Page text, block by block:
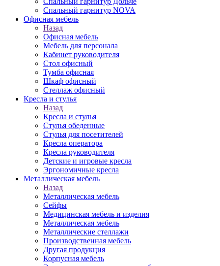
Спальный гарнитур NOVA
Офисная мебель
Назад
Офисная мебель
Мебель для персонала
Кабинет руководителя
Стол офисный
Тумба офисная
Шкаф офисный
Стеллаж офисный
Кресла и стулья
Назад
Кресла и стулья
Стулья обеденные
Стулья для посетителей
Кресла оператора
Кресла руководителя
Детские и игровые кресла
Эргономичные кресла
Металлическая мебель
Назад
Металлическая мебель
Сейфы
Медицинская мебель и изделия
Металлическая мебель
Металлические стеллажи
Производственная мебель
Другая продукция
Корпусная мебель